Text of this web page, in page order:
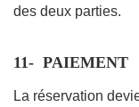
des deux parties.
11- PAIEMENT
La réservation